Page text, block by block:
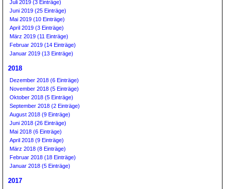
Juli 2019 (3 Einträge)
Juni 2019 (25 Einträge)
Mai 2019 (10 Einträge)
April 2019 (3 Einträge)
März 2019 (11 Einträge)
Februar 2019 (14 Einträge)
Januar 2019 (13 Einträge)
2018
Dezember 2018 (6 Einträge)
November 2018 (5 Einträge)
Oktober 2018 (5 Einträge)
September 2018 (2 Einträge)
August 2018 (9 Einträge)
Juni 2018 (26 Einträge)
Mai 2018 (6 Einträge)
April 2018 (9 Einträge)
März 2018 (8 Einträge)
Februar 2018 (18 Einträge)
Januar 2018 (5 Einträge)
2017